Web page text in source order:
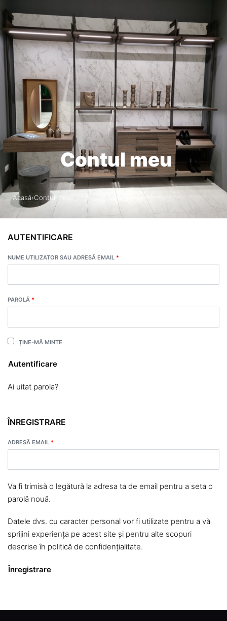
0 RO
Contul meu
Acasă›Contul meu
AUTENTIFICARE
NUME UTILIZATOR SAU ADRESĂ EMAIL *
PAROLĂ *
ȚINE-MĂ MINTE
Autentificare
Ai uitat parola?
ÎNREGISTRARE
ADRESĂ EMAIL *
Va fi trimisă o legătură la adresa ta de email pentru a seta o
parolă nouă.
Datele dvs. cu caracter personal vor fi utilizate pentru a vă
sprijini experiența pe acest site și pentru alte scopuri
descrise în politică de confidențialitate.
Înregistrare